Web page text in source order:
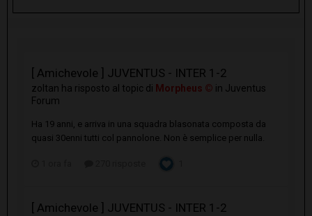
[ Amichevole ] JUVENTUS - INTER 1-2
zoltan ha risposto al topic di Morpheus © in Juventus
Forum
Ha 19 anni, e arriva in una squadra blasonata composta da
quasi 30enni tutti col pannolone. Non è semplice per nulla.
[ Amichevole ] JUVENTUS - INTER 1-2